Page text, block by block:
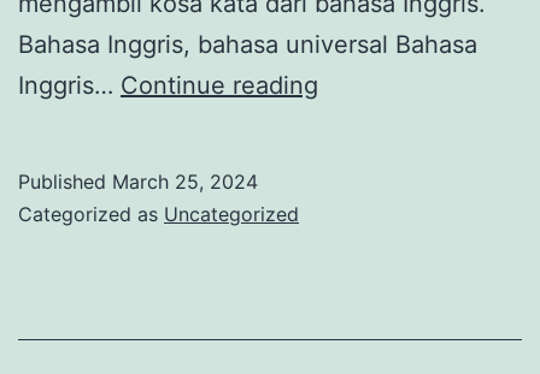
Bahasa Inggris, bahasa universal Bahasa
Inggris… Continue reading
Published March 25, 2024
Categorized as Uncategorized